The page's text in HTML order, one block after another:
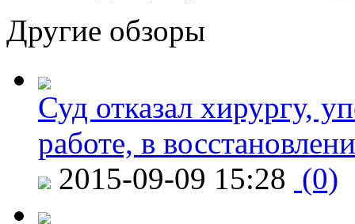
Другие обзоры
Суд отказал хирургу,
работе, в
2015-09-09 15:28 (0)